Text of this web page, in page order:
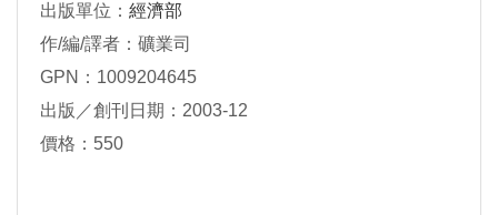
出版單位： 經濟部
作/編/譯者：礦業司
GPN：1009204645
出版／創刊日期：2003-12
價格：550